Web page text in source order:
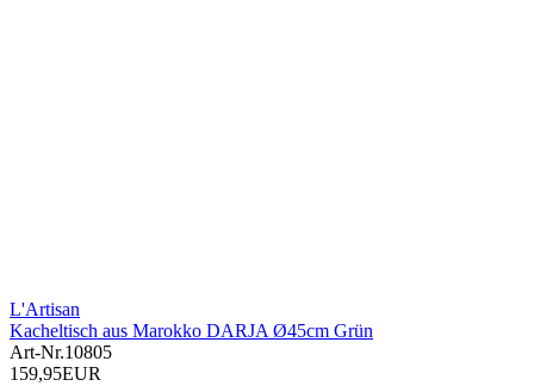
L'Artisan
Kacheltisch aus Marokko DARJA Ø45cm Grün
Art-Nr.10805
159,95EUR